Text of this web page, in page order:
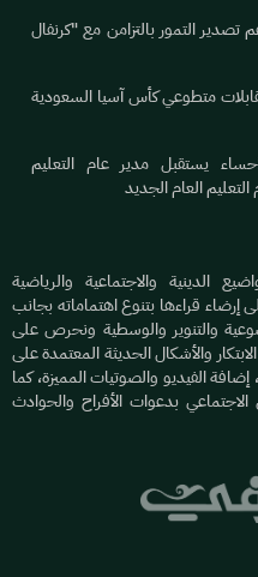
تصدير التمور بالتزامن مع "كرنفال
متطوعي كأس آسيا السعودية
يستقبل مدير عام التعليم
العام الجديد
الدينية والاجتماعية والرياضية
إرضاء قراءها بتنوع اهتماماته بجانب
والتنوير والوسطية ونحرص على
والأشكال الحديثة المعتمدة على
الفيديو والصوتيات المميزة، كما
بدعوات الأفراح والحوادث